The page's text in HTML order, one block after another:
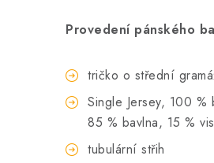
Provedení pánského
tričko o střední
Single Jersey, 100 %
85 % bavlna, 15 %
tubulární střih